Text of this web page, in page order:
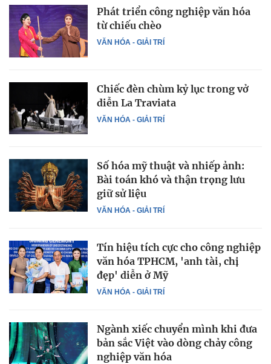
VĂN HÓA - GIẢI TRÍ
Phát triển công nghiệp văn hóa
từ chiếu chèo
VĂN HÓA - GIẢI TRÍ
Chiếc đèn chùm kỷ lục trong vở
diễn La Traviata
VĂN HÓA - GIẢI TRÍ
Số hóa mỹ thuật và nhiếp ảnh:
Bài toán khó và thận trọng lưu
giữ sử liệu
VĂN HÓA - GIẢI TRÍ
Tín hiệu tích cực cho công nghiệp
văn hóa TPHCM, 'anh tài, chị
đẹp' diễn ở Mỹ
Ngành xiếc chuyển mình khi đưa
bản sắc Việt vào dòng chảy công
nghiệp văn hóa